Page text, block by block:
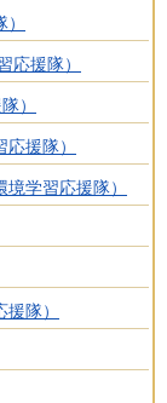
応援隊）
）
援隊）
学習応援隊）
隊）